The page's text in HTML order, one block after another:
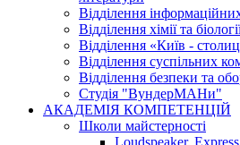
Відділення
Відділення хімії та
Відділення «Київ -
Відділення суспільних
Відділення безпеки та
Студія "ВундерМАНи"
АКАДЕМІЯ КОМПЕТЕНЦІЙ
Школи майстерності